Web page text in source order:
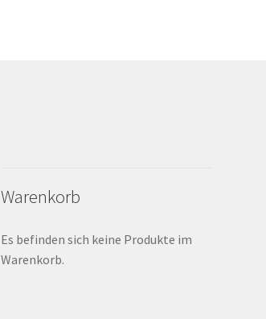
Warenkorb
Es befinden sich keine Produkte im
Warenkorb.